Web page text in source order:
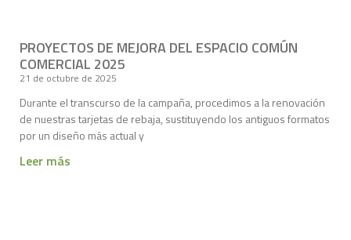
PROYECTOS DE MEJORA DEL ESPACIO COMÚN
COMERCIAL 2025
21 de octubre de 2025
Durante el transcurso de la campaña, procedimos a la renovación
de nuestras tarjetas de rebaja, sustituyendo los antiguos formatos
por un diseño más actual y
Leer más